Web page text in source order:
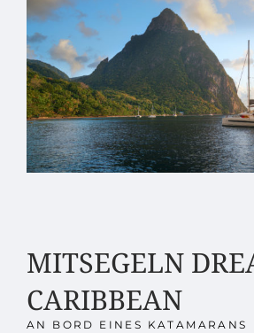
MITSEGELN
CARIBBEAN
AN BORD EINES KATAMARANS